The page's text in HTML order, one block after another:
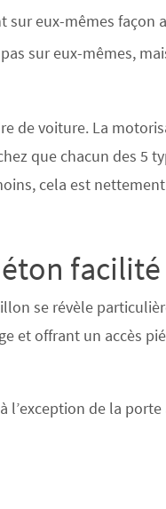
sur eux-mêmes façon
sur eux-mêmes,
de voiture. La
que chacun des 5
cela est
facilité
se révèle
et offrant un accès
l’exception de la porte